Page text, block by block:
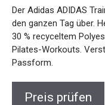
Der Adidas ADIDAS
den ganzen Tag über.
30 % recyceltem
Pilates-Workouts.
Passform.
Preis prüfen